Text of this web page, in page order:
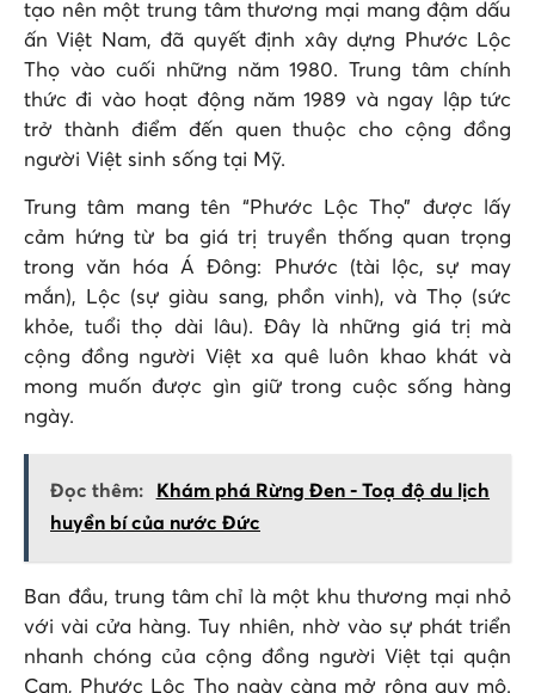
tạo nên một trung tâm thương mại mang đậm dấu
ấn Việt Nam, đã quyết định xây dựng Phước Lộc
Thọ vào cuối những năm 1980. Trung tâm chính
thức đi vào hoạt động năm 1989 và ngay lập tức
trở thành điểm đến quen thuộc cho cộng đồng
người Việt sinh sống tại Mỹ.
Trung tâm mang tên “Phước Lộc Thọ” được lấy
cảm hứng từ ba giá trị truyền thống quan trọng
trong văn hóa Á Đông: Phước (tài lộc, sự may
mắn), Lộc (sự giàu sang, phồn vinh), và Thọ (sức
khỏe, tuổi thọ dài lâu). Đây là những giá trị mà
cộng đồng người Việt xa quê luôn khao khát và
mong muốn được gìn giữ trong cuộc sống hàng
ngày.
Đọc thêm:
Khám phá Rừng Đen - Toạ độ du lịch
huyền bí của nước Đức
Ban đầu, trung tâm chỉ là một khu thương mại nhỏ
với vài cửa hàng. Tuy nhiên, nhờ vào sự phát triển
nhanh chóng của cộng đồng người Việt tại quận
Cam, Phước Lộc Thọ ngày càng mở rộng quy mô.